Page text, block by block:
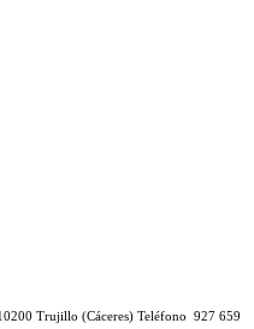
Trujillo (Cáceres) Teléfono 927 659